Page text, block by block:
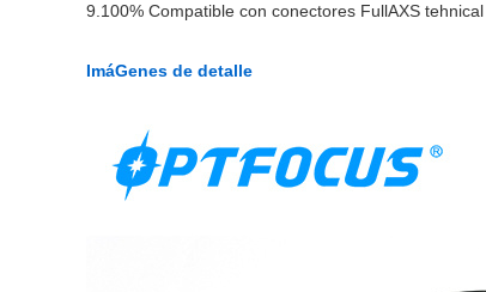
9.100% Compatible con conectores FullAXS
ImáGenes de detalle